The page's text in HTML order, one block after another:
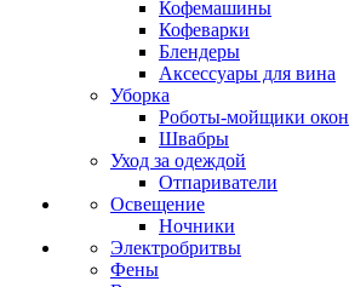
Кофемашины
Кофеварки
Блендеры
Аксессуары для вина
Уборка
Роботы-мойщики окон
Швабры
Уход за одеждой
Отпариватели
Освещение
Ночники
Электробритвы
Фены